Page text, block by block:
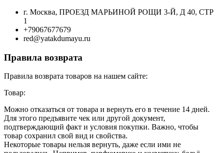
г. Москва, ПРОЕЗД МАРЬИНОЙ РОЩИ 3-Й, Д 40, СТР
1
+79067677679
red@yatakdumayu.ru
Правила возврата
Правила возврата товаров на нашем сайте:
Товар:
Можно отказаться от товара и вернуть его в течение 14 дней.
Для этого предъявите чек или другой документ,
подтверждающий факт и условия покупки. Важно, чтобы
товар сохранил свой вид и свойства.
Некоторые товары нельзя вернуть, даже если ими не